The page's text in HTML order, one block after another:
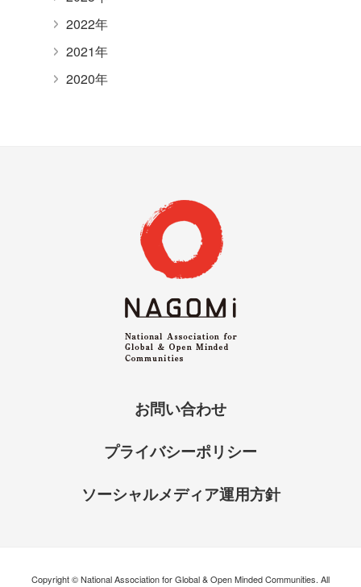
2022年
2021年
2020年
お問い合わせ
プライバシーポリシー
ソーシャルメディア運用方針
Copyright © National Association for Global & Open Minded Communities. All